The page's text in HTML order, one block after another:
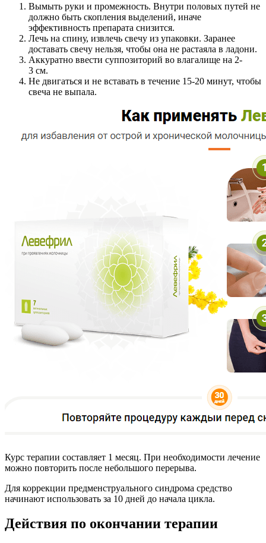
Вымыть руки и промежность. Внутри половых путей не
должно быть скопления выделений, иначе
эффективность препарата снизится.
Лечь на спину, извлечь свечу из упаковки. Заранее
доставать свечу нельзя, чтобы она не растаяла в ладони.
Аккуратно ввести суппозиторий во влагалище на 2-
3 см.
Не двигаться и не вставать в течение 15-20 минут, чтобы
свеча не выпала.
Курс терапии составляет 1 месяц. При необходимости лечение
можно повторить после небольшого перерыва.
Для коррекции предменструального синдрома средство
начинают использовать за 10 дней до начала цикла.
Действия по окончании терапии